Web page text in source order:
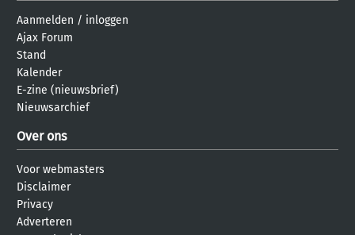
Aanmelden / inloggen
Ajax Forum
Stand
Kalender
E-zine (nieuwsbrief)
Nieuwsarchief
Over ons
Voor webmasters
Disclaimer
Privacy
Adverteren